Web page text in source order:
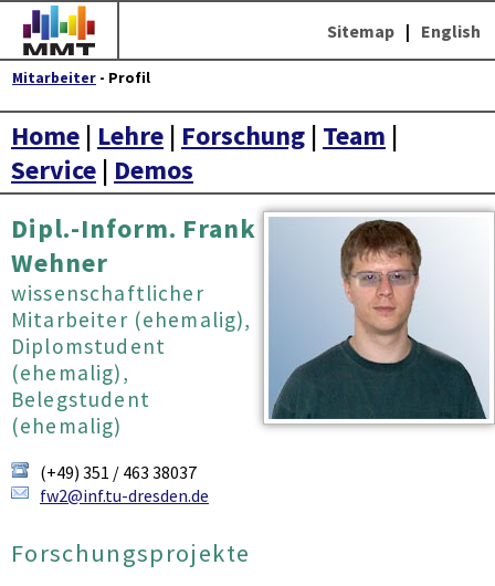
Sitemap | English
Mitarbeiter - Profil
Home | Lehre | Forschung | Team |
Service | Demos
Dipl.-Inform. Frank
Wehner
wissenschaftlicher
Mitarbeiter (ehemalig),
Diplomstudent
(ehemalig),
Belegstudent
(ehemalig)
(+49) 351 / 463 38037
fw2@inf.tu-dresden.de
Forschungsprojekte